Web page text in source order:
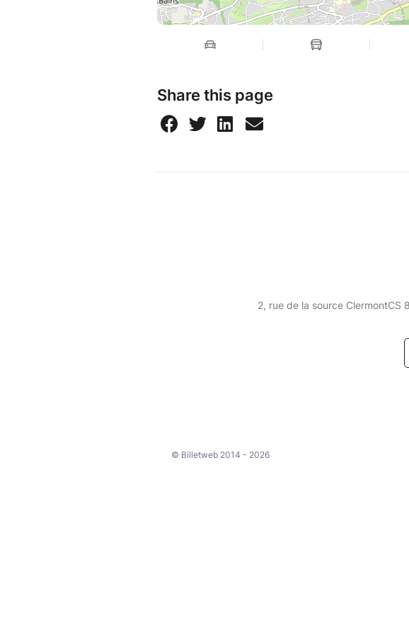
Share this page
2, rue de la source ClermontCS
© Billetweb 2014 - 2026